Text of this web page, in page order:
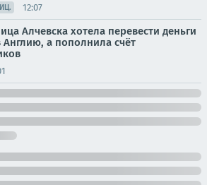
12:07
Алчевска хотела перевести деньги
Англию, а пополнила счёт